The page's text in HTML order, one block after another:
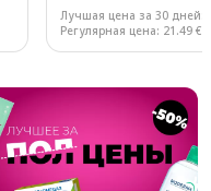
Лучшая цена за 30 дней:
Регулярная цена: 21.49 €